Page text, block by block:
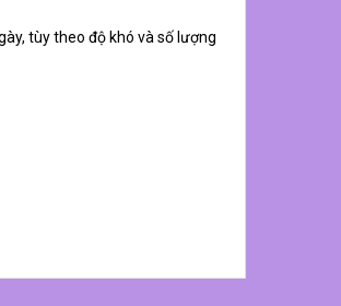
tùy theo độ khó và số lượng